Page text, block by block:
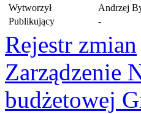
Wytworzył
Andrzej
Publikujący
-
Rejestr zmian
Zarządzenie
budżetowej